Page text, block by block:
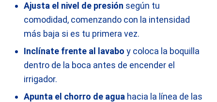
Ajusta el nivel de presión según tu
comodidad, comenzando con la intensidad
más baja si es tu primera vez.
Inclínate frente al lavabo y coloca la boquilla
dentro de la boca antes de encender el
irrigador.
Apunta el chorro de agua hacia la línea de las